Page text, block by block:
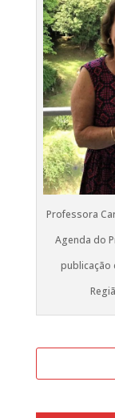
Professora
Agenda do
publicação